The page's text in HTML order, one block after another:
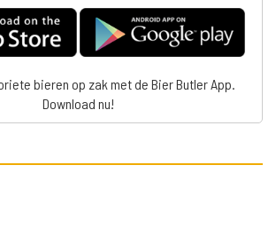
bieren op zak met de Bier Butler App.
Download nu!